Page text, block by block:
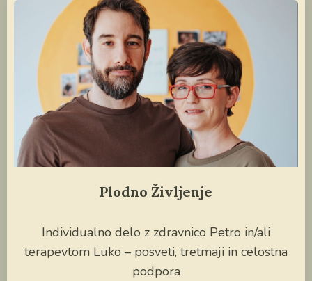
Plodno Življenje
Individualno delo z zdravnico Petro in/ali
terapevtom Luko – posveti, tretmaji in celostna
podpora